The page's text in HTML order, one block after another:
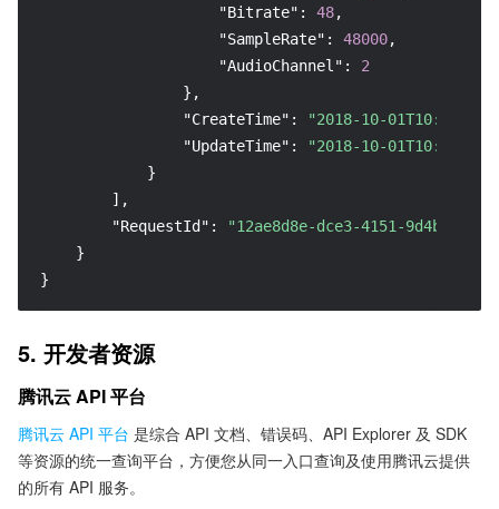
"Bitrate" : 48,
"SampleRate" : 48000,
"AudioChannel" :
2
} ,
"CreateTime" :
"2018-10-
"UpdateTime" :
"2018-10-
}
] ,
"RequestId" :
"12ae8d8e-dce3-4151-9d4b-
}
}
5. 开发者资源
腾讯云 API 平台
腾讯云 API 平台 是综合 API 文档、错误码、API Explorer 及 SDK
等资源的统一查询平台，方便您从同一入口查询及使用腾讯云提供
的所有 API 服务。